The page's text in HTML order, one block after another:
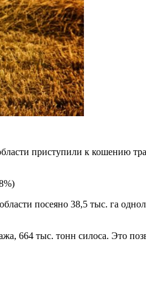
приступили к кошению
посеяно 38,5 тыс. га
664 тыс. тонн силоса. Это